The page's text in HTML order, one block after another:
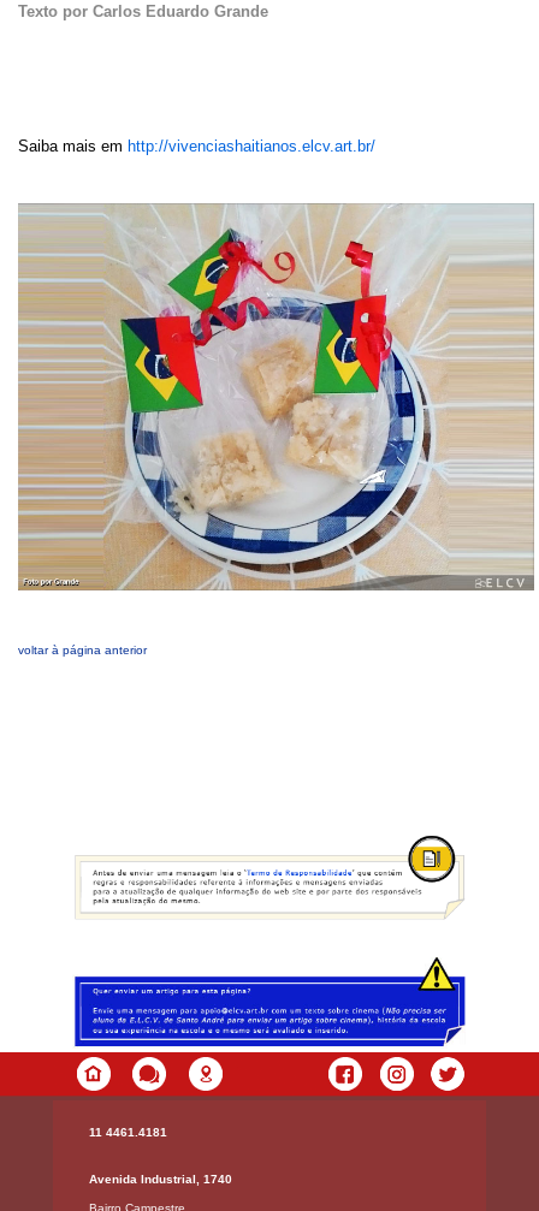
Texto por Carlos Eduardo Grande
Saiba mais em http://vivenciashaitianos.elcv.art.br/
voltar à página anterior
11 4461.4181
Avenida Industrial, 1740
Bairro Campestre